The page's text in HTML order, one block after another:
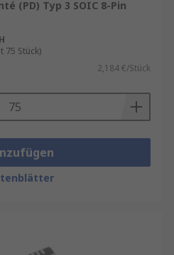
(PD) Typ 3 SOIC 8-Pin
75 Stück)
2,184 €/Stück